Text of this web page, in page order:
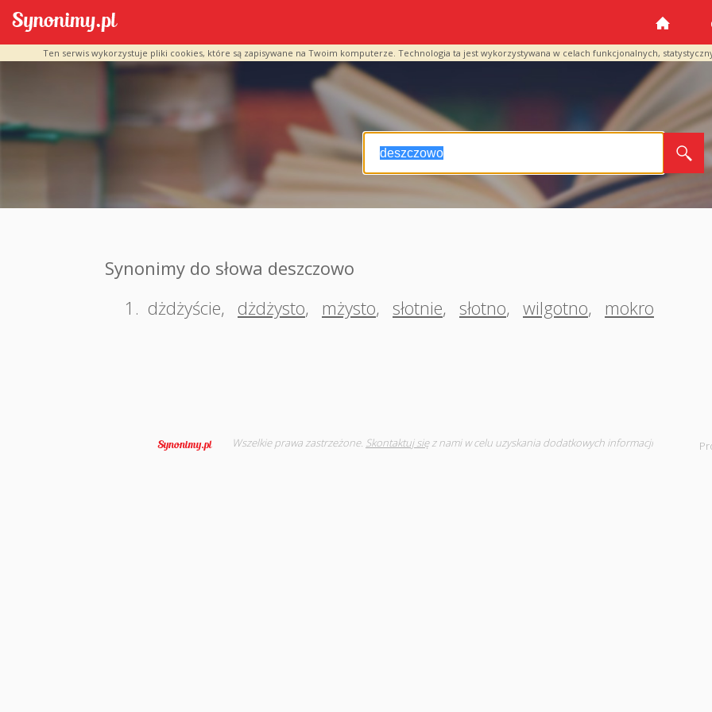
Ten serwis wykorzystuje pliki cookies, które są zapisywane na Twoim komputerze. Technologia ta jest wykorzystywana w celach funkcjonalnych,
Synonimy do słowa deszczowo
1. dżdżyście, dżdżysto, mżysto, słotnie, słotno, wilgotno, mokro
Wszelkie prawa zastrzeżone. Skontaktuj sięz nami w celu uzyskania dodatkowych informacji